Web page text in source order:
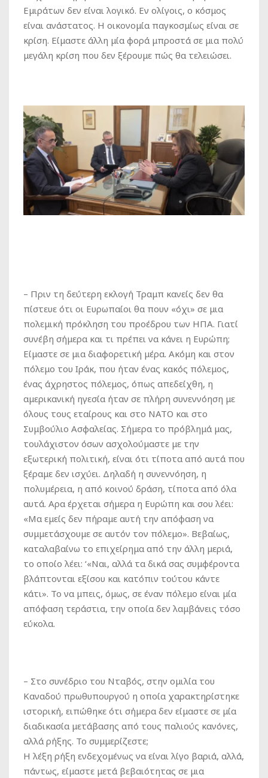
Εμιράτων δεν είναι λογικό. Εν ολίγοις, ο κόσμος
είναι ανάστατος. Η οικονομία παγκοσμίως είναι σε
κρίση. Είμαστε άλλη μία φορά μπροστά σε μια πολύ
μεγάλη κρίση που δεν ξέρουμε πώς θα τελειώσει.
– Πριν τη δεύτερη εκλογή Τραμπ κανείς δεν θα
πίστευε ότι οι Ευρωπαίοι θα πουν «όχι» σε μια
πολεμική πρόκληση του προέδρου των ΗΠΑ. Γιατί
συνέβη σήμερα και τι πρέπει να κάνει η Ευρώπη;
Είμαστε σε μια διαφορετική μέρα. Ακόμη και στον
πόλεμο του Ιράκ, που ήταν ένας κακός πόλεμος,
ένας άχρηστος πόλεμος, όπως απεδείχθη, η
αμερικανική ηγεσία ήταν σε πλήρη συνεννόηση με
όλους τους εταίρους και στο ΝΑΤΟ και στο
Συμβούλιο Ασφαλείας. Σήμερα το πρόβλημά μας,
τουλάχιστον όσων ασχολούμαστε με την
εξωτερική πολιτική, είναι ότι τίποτα από αυτά που
ξέραμε δεν ισχύει. Δηλαδή η συνεννόηση, η
πολυμέρεια, η από κοινού δράση, τίποτα από όλα
αυτά. Αρα έρχεται σήμερα η Ευρώπη και σου λέει:
«Μα εμείς δεν πήραμε αυτή την απόφαση να
συμμετάσχουμε σε αυτόν τον πόλεμο». Βεβαίως,
καταλαβαίνω το επιχείρημα από την άλλη μεριά,
το οποίο λέει: ‘«Ναι, αλλά τα δικά σας συμφέροντα
βλάπτονται εξίσου και κατόπιν τούτου κάντε
κάτι». Το να μπεις, όμως, σε έναν πόλεμο είναι μία
απόφαση τεράστια, την οποία δεν λαμβάνεις τόσο
εύκολα.
– Στο συνέδριο του Νταβός, στην ομιλία του
Καναδού πρωθυπουργού η οποία χαρακτηρίστηκε
ιστορική, ειπώθηκε ότι σήμερα δεν είμαστε σε μία
διαδικασία μετάβασης από τους παλιούς κανόνες,
αλλά ρήξης. Το συμμερίζεστε;
Η λέξη ρήξη ενδεχομένως να είναι λίγο βαριά, αλλά,
πάντως, είμαστε μετά βεβαιότητας σε μια